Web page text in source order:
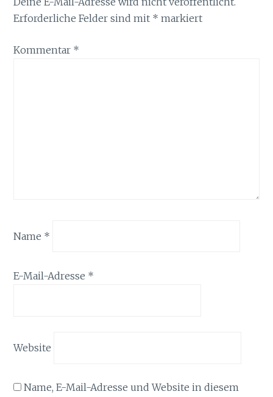
Erforderliche Felder sind mit * markiert
Kommentar *
Name *
E-Mail-Adresse *
Website
Name, E-Mail-Adresse und Website in diesem